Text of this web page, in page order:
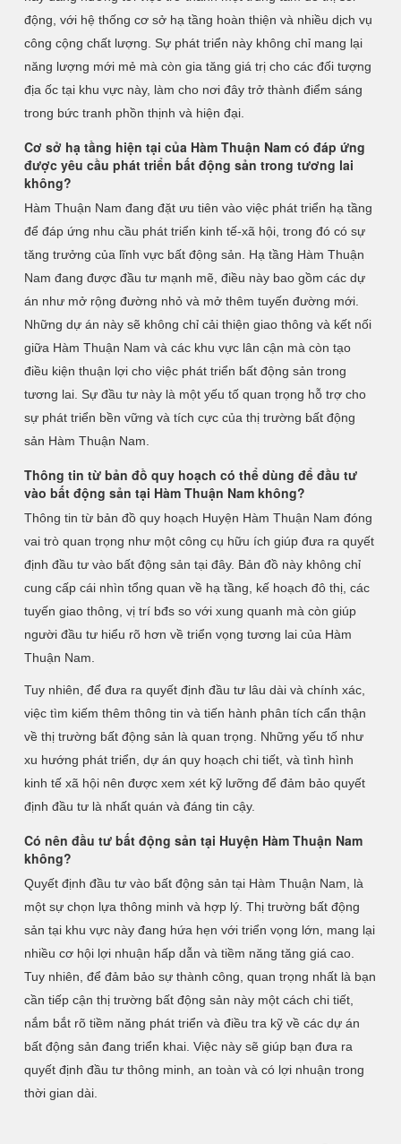
động, với hệ thống cơ sở hạ tầng hoàn thiện và nhiều dịch vụ
công cộng chất lượng. Sự phát triển này không chỉ mang lại
năng lượng mới mẻ mà còn gia tăng giá trị cho các đối tượng
địa ốc tại khu vực này, làm cho nơi đây trở thành điểm sáng
trong bức tranh phồn thịnh và hiện đại.
Cơ sở hạ tầng hiện tại của Hàm Thuận Nam có đáp ứng
được yêu cầu phát triển bất động sản trong tương lai
không?
Hàm Thuận Nam đang đặt ưu tiên vào việc phát triển hạ tầng
để đáp ứng nhu cầu phát triển kinh tế-xã hội, trong đó có sự
tăng trưởng của lĩnh vực bất động sản. Hạ tầng Hàm Thuận
Nam đang được đầu tư mạnh mẽ, điều này bao gồm các dự
án như mở rộng đường nhỏ và mở thêm tuyến đường mới.
Những dự án này sẽ không chỉ cải thiện giao thông và kết nối
giữa Hàm Thuận Nam và các khu vực lân cận mà còn tạo
điều kiện thuận lợi cho việc phát triển bất động sản trong
tương lai. Sự đầu tư này là một yếu tố quan trọng hỗ trợ cho
sự phát triển bền vững và tích cực của thị trường bất động
sản Hàm Thuận Nam.
Thông tin từ bản đồ quy hoạch có thể dùng để đầu tư
vào bất động sản tại Hàm Thuận Nam không?
Thông tin từ bản đồ quy hoạch Huyện Hàm Thuận Nam đóng
vai trò quan trọng như một công cụ hữu ích giúp đưa ra quyết
định đầu tư vào bất động sản tại đây. Bản đồ này không chỉ
cung cấp cái nhìn tổng quan về hạ tầng, kế hoạch đô thị, các
tuyến giao thông, vị trí bđs so với xung quanh mà còn giúp
người đầu tư hiểu rõ hơn về triển vọng tương lai của Hàm
Thuận Nam.
Tuy nhiên, để đưa ra quyết định đầu tư lâu dài và chính xác,
việc tìm kiếm thêm thông tin và tiến hành phân tích cẩn thận
về thị trường bất động sản là quan trọng. Những yếu tố như
xu hướng phát triển, dự án quy hoạch chi tiết, và tình hình
kinh tế xã hội nên được xem xét kỹ lưỡng để đảm bảo quyết
định đầu tư là nhất quán và đáng tin cậy.
Có nên đầu tư bất động sản tại Huyện Hàm Thuận Nam
không?
Quyết định đầu tư vào bất động sản tại Hàm Thuận Nam, là
một sự chọn lựa thông minh và hợp lý. Thị trường bất động
sản tại khu vực này đang hứa hẹn với triển vọng lớn, mang lại
nhiều cơ hội lợi nhuận hấp dẫn và tiềm năng tăng giá cao.
Tuy nhiên, để đảm bảo sự thành công, quan trọng nhất là bạn
cần tiếp cận thị trường bất động sản này một cách chi tiết,
nắm bắt rõ tiềm năng phát triển và điều tra kỹ về các dự án
bất động sản đang triển khai. Việc này sẽ giúp bạn đưa ra
quyết định đầu tư thông minh, an toàn và có lợi nhuận trong
thời gian dài.